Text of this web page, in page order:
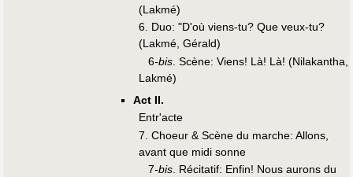
(Lakmé)
6. Duo: "D'où viens-tu? Que veux-tu?
(Lakmé, Gérald)
6-bis. Scène: Viens! Là! Là! (Nilakantha,
Lakmé)
Act II.
Entr'acte
7. Choeur & Scène du marche: Allons,
avant que midi sonne
7-bis. Récitatif: Enfin! Nous aurons du